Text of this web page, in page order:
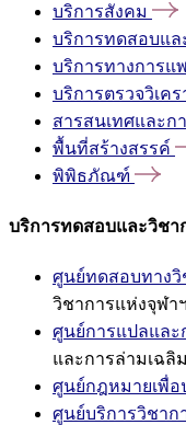
บริการสังคม
บริการทดสอบแล
บริการทางการแ
บริการตรวจวิเค
สารสนเทศและก
พื้นที่สร้างสรรค์
พิพิธภัณฑ์
บริการทดสอบและวิชา
ศูนย์ทดสอบทางวิ
วิชาการแห่งจุฬาฯ
ศูนย์การแปลและ
และการล่ามเฉลิ
ศูนย์กฎหมายเพื่
ศูนย์บริการวิชา